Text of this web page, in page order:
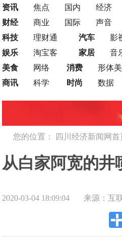
资讯 焦点 国内 经济
财经
商业 国际 声音
科技
理财通
娱乐
淘宝客
汽车
影
家居
音
美食
网络
商讯
科学
消费
形体美
时尚
数据
您的位置： 四川经济新闻网首
从白家阿宽的井
快销粉面如何迎
2020-03-04 18:09:04 来源：互